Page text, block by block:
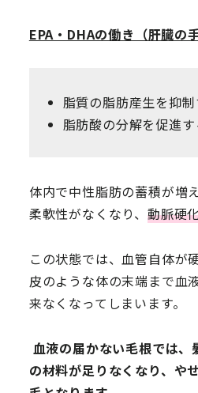
EPA・DHAの働き（肝臓の手
脂質の脂肪産生を抑制
脂肪酸の分解を促進す
体内で中性脂肪の蓄積が増
柔軟性がなくなり、 動脈硬
この状態では、血管自体が
皮のような体の末端まで血
来なくなってしまいます。
血液の届かない毛根では、
の材料が足りなくなり、や